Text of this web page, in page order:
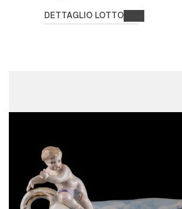
DETTAGLIO LOTTO